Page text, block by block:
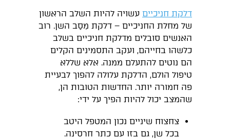
דלקת חניכיים עשויה להיות השלב הראשון
של מחלת החניכיים – דלקת מֵסַב השן. רוב
האנשים סובלים מדלקת חניכיים בשלב
כלשהו בחייהם, ועקב התסמינים הקלים
הם נוטים להתעלם ממנה. אלא שללא
טיפול הולם, הדלקת עלולה להפוך לבעיית
פה חמורה יותר. החדשות הטובות הן,
שהמצב יכול להיות הפיך על ידי:
צחצוח שיניים נכון המטפל היטב
בכל שן, גם בזו עם כתר חרסינה.